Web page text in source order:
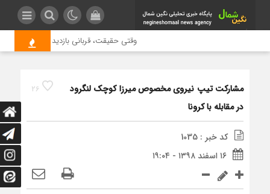
وقتی حقیقت، قربانی بازدید بیشتر می
26
مشارکت تیپ نیروی مخصوص میرزا کوچک ‌لنگرود
در مقابله با کرونا
کد خبر : 1035
۱۶ اسفند ۱۳۹۸ - ۱۹:۰۴